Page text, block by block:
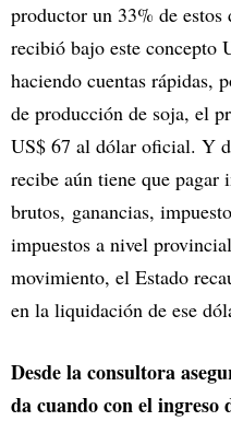
productor un 33% de estos
recibió bajo este concepto
haciendo cuentas rápidas,
de producción de soja, el
US$ 67 al dólar oficial. Y
recibe aún tiene que pagar
brutos, ganancias,
impuestos a nivel
movimiento, el Estado
en la liquidación de ese
Desde la consultora
da cuando con el ingreso